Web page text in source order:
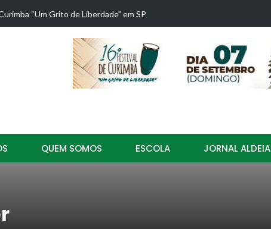
“Um Grito de Liberdade” em SP
QUEM SOMOS ESCOLA JORNAL ALDEIA